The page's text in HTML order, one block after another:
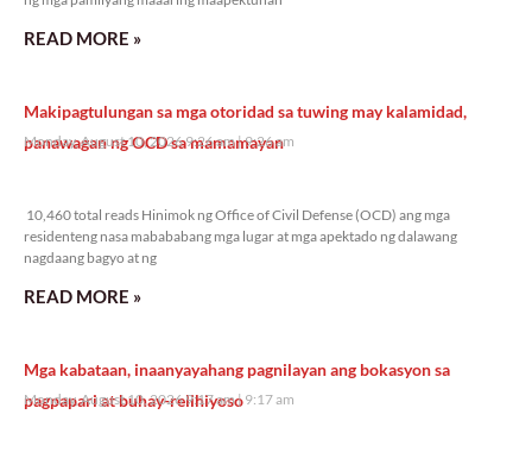
READ MORE »
Makipagtulungan sa mga otoridad sa tuwing may kalamidad,
panawagan ng OCD sa mamamayan
Monday, August 10, 2026 9:26 am 9:26 am
10,460 total reads Hinimok ng Office of Civil Defense (OCD) ang mga
residenteng nasa mabababang mga lugar at mga apektado ng dalawang
nagdaang bagyo at ng
READ MORE »
Mga kabataan, inaanyayahang pagnilayan ang bokasyon sa
pagpapari at buhay-relihiyoso
Monday, August 10, 2026 9:17 am 9:17 am